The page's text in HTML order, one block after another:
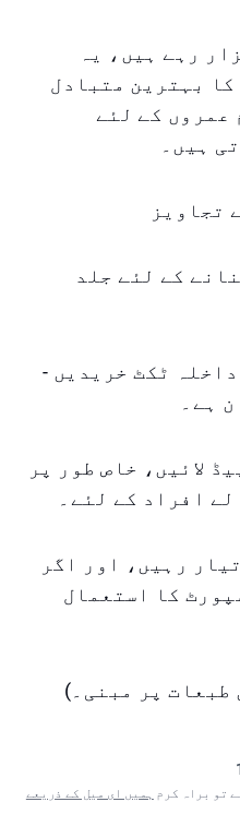
رہے ہیں، یہ
بہترین متبادل
عمروں کے لئے
ہیں۔
تجاویز
کے لئے جلد
داخلہ ٹکٹ خریدیں -
ہے۔
لائیں، خاص طور پر
افراد کے لئے۔
رہیں، اور اگر
کا استعمال
طبعات پر مبنی۔)
تو براہ کرم ہمیں ای میل کے ذریعے